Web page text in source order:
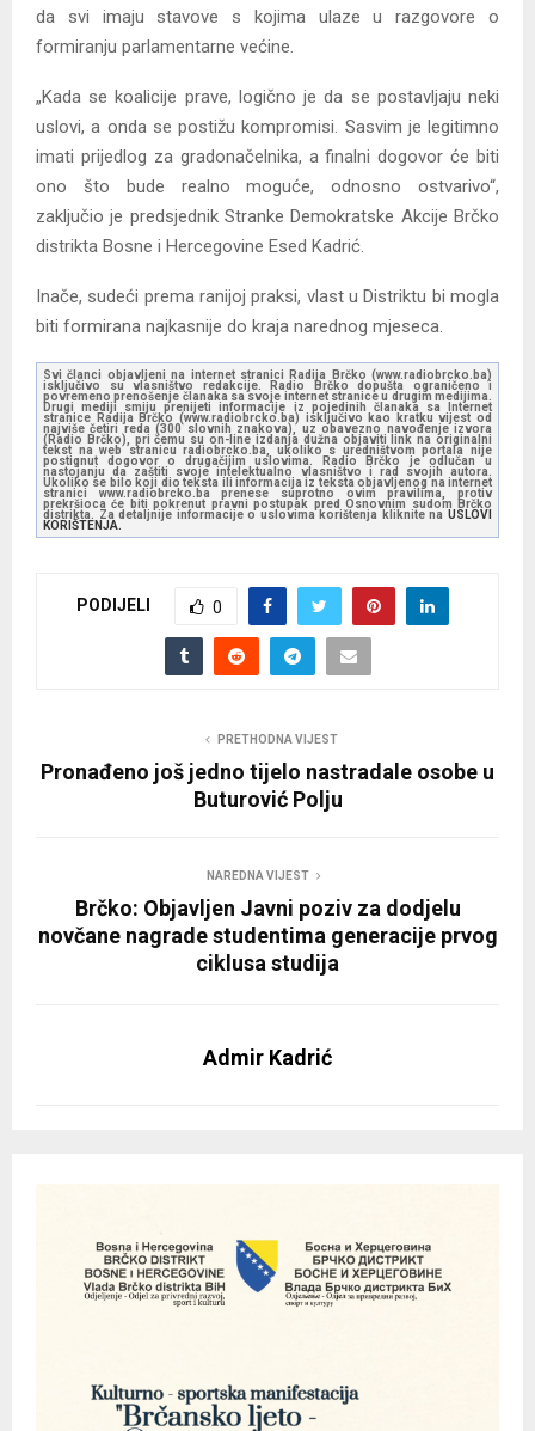
da svi imaju stavove s kojima ulaze u razgovore o
formiranju parlamentarne većine.
„Kada se koalicije prave, logično je da se postavljaju neki
uslovi, a onda se postižu kompromisi. Sasvim je legitimno
imati prijedlog za gradonačelnika, a finalni dogovor će biti
ono što bude realno moguće, odnosno ostvarivo“,
zaključio je predsjednik Stranke Demokratske Akcije Brčko
distrikta Bosne i Hercegovine Esed Kadrić.
Inače, sudeći prema ranijoj praksi, vlast u Distriktu bi mogla
biti formirana najkasnije do kraja narednog mjeseca.
Svi članci objavljeni na internet stranici Radija Brčko (www.radiobrcko.ba)
isključivo su vlasništvo redakcije. Radio Brčko dopušta ograničeno i
povremeno prenošenje članaka sa svoje internet stranice u drugim medijima.
Drugi mediji smiju prenijeti informacije iz pojedinih članaka sa Internet
stranice Radija Brčko (www.radiobrcko.ba) isključivo kao kratku vijest od
najviše četiri reda (300 slovnih znakova), uz obavezno navođenje izvora
(Radio Brčko), pri čemu su on-line izdanja dužna objaviti link na originalni
tekst na web stranicu radiobrcko.ba, ukoliko s uredništvom portala nije
postignut dogovor o drugačijim uslovima. Radio Brčko je odlučan u
nastojanju da zaštiti svoje intelektualno vlasništvo i rad svojih autora.
Ukoliko se bilo koji dio teksta ili informacija iz teksta objavljenog na internet
stranici www.radiobrcko.ba prenese suprotno ovim pravilima, protiv
prekršioca će biti pokrenut pravni postupak pred Osnovnim sudom Brčko
distrikta. Za detaljnije informacije o uslovima korištenja kliknite na USLOVI
KORIŠTENJA.
PODIJELI 0
PRETHODNA VIJEST
Pronađeno još jedno tijelo nastradale osobe u
Buturović Polju
NAREDNA VIJEST
Brčko: Objavljen Javni poziv za dodjelu
novčane nagrade studentima generacije prvog
ciklusa studija
Admir Kadrić